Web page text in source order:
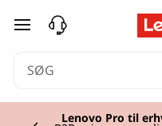
Tspring til hovedindhold
Lenovo Pro til
Currently displaying